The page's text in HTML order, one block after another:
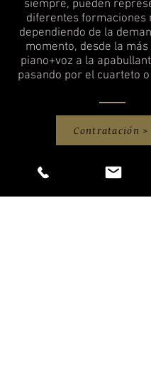
siempre, pueden
diferentes formaciones
dependiendo de la
momento, desde la
piano+voz a la
pasando por el cuarteto
Contratación >